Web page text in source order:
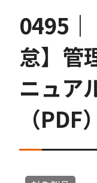
0495｜
怠】管
ニュア
（PDF）